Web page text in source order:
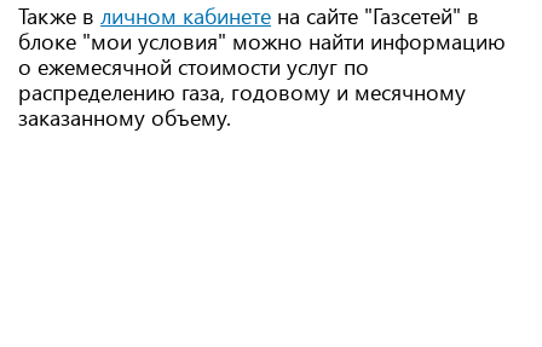
Также в личном кабинете на сайте "Газсетей" в
блоке "мои условия" можно найти информацию
о ежемесячной стоимости услуг по
распределению газа, годовому и месячному
заказанному объему.